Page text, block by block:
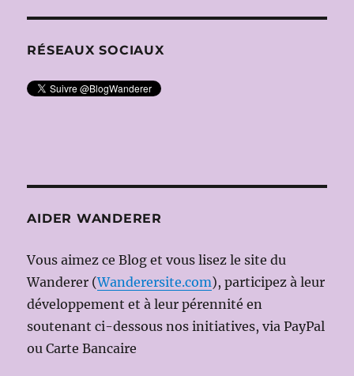
RÉSEAUX SOCIAUX
AIDER WANDERER
Vous aimez ce Blog et vous lisez le site du
Wanderer (Wanderersite.com), participez à leur
développement et à leur pérennité en
soutenant ci-dessous nos initiatives, via PayPal
ou Carte Bancaire